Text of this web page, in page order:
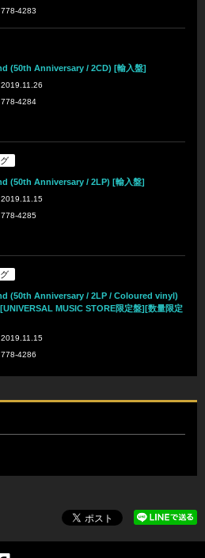
778-4283
(50th Anniversary / 2CD) [輸入盤]
2019.11.26
778-4284
(50th Anniversary / 2LP) [輸入盤]
2019.11.15
778-4285
(50th Anniversary / 2LP / Coloured vinyl)
MUSIC STORE限定盤][数量限定
2019.11.15
778-4286